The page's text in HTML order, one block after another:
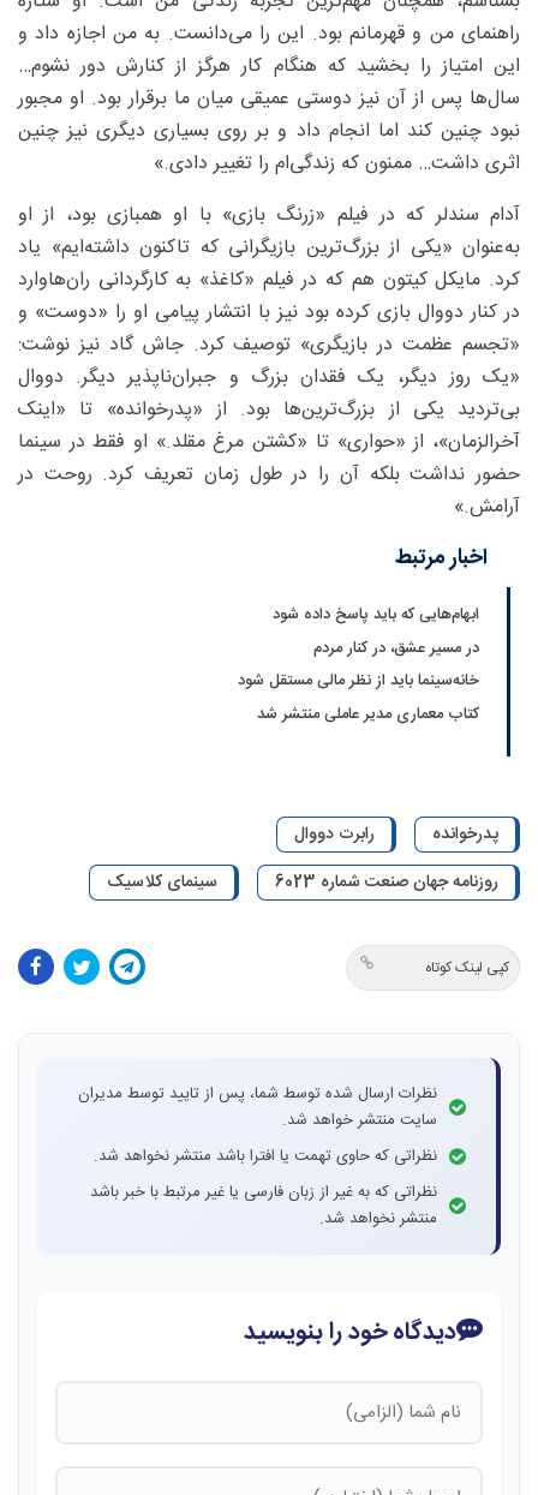
راهنمای من و قهرمانم بود. این را می‌دانست. به من اجازه داد و
این امتیاز را بخشید که هنگام کار هرگز از کنارش دور نشوم…
سال‌ها پس از آن نیز دوستی عمیقی میان ما برقرار بود. او مجبور
نبود چنین کند اما انجام داد و بر روی بسیاری دیگری نیز چنین
اثری داشت… ممنون که زندگی‌ام را تغییر دادی.»
آدام سندلر که در فیلم «زرنگ بازی» با او همبازی بود، از او
به‌عنوان «یکی از بزرگ‌ترین بازیگرانی که تاکنون داشته‌ایم» یاد
کرد. مایکل کیتون هم که در فیلم «کاغذ» به کارگردانی ران‌هاوارد
در کنار دووال بازی کرده بود نیز با انتشار پیامی او را «دوست» و
«تجسم عظمت در بازیگری» توصیف کرد. جاش گاد نیز نوشت:
«یک روز دیگر، یک فقدان بزرگ و جبران‌ناپذیر دیگر. دووال
بی‌تردید یکی از بزرگ‌ترین‌ها بود. از «پدرخوانده» تا «اینک
آخرالزمان»، از «حواری» تا «کشتن مرغ مقلد.» او فقط در سینما
حضور نداشت بلکه آن را در طول زمان تعریف کرد. روحت در
آرامش.»
اخبار مرتبط
ابهام‌هایی که باید پاسخ داده شود
در مسیر عشق، در کنار مردم
خانه‌سینما باید از نظر مالی مستقل شود
کتاب معماری مدیر عاملی منتشر شد
پدرخوانده
رابرت دووال
روزنامه جهان صنعت شماره 6023
سینمای کلاسیک
کپی لینک کوتاه
نظرات ارسال شده توسط شما، پس از تایید توسط مدیران
سایت منتشر خواهد شد.
نظراتی که حاوی تهمت یا افترا باشد منتشر نخواهد شد.
نظراتی که به غیر از زبان فارسی یا غیر مرتبط با خبر باشد
منتشر نخواهد شد.
دیدگاه خود را بنویسید